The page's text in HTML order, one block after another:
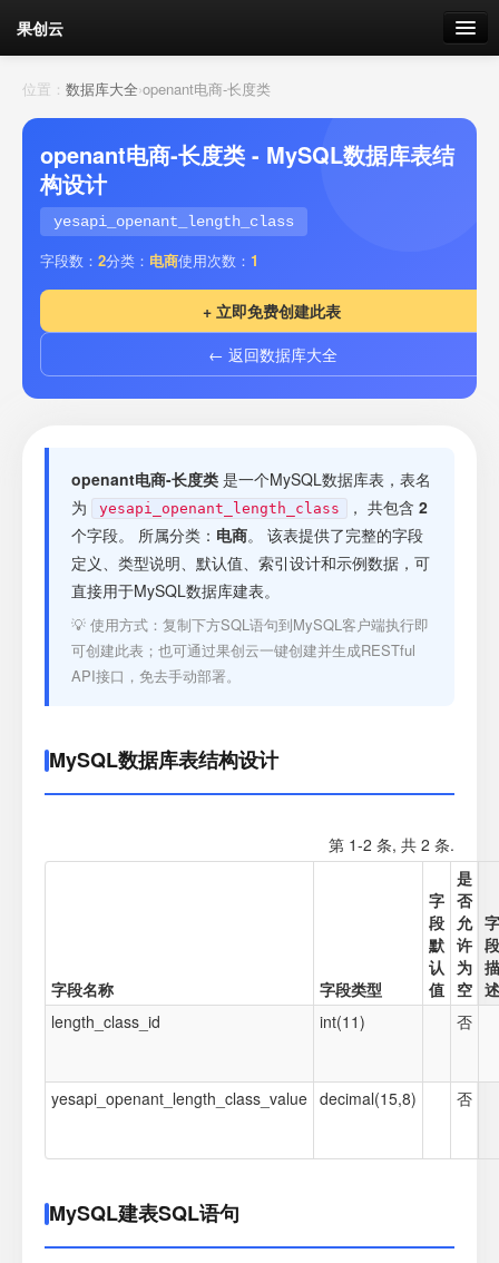
果创云
数据表单
API接口
云存储
流量 剩余接口流量
套餐
接口测试
位置： 数据库大全›openant电商-长度类
openant电商-长度类 - MySQL数据库表结
构设计
yesapi_openant_length_class
字段数： 2分类： 电商使用次数： 1
+ 立即免费创建此表
← 返回数据库大全
openant电商-长度类 是一个MySQL数据库表，表名
为
yesapi_openant_length_class ， 共包含 2
个字段。 所属分类： 电商。 该表提供了完整的字段
定义、类型说明、默认值、索引设计和示例数据，可
直接用于MySQL数据库建表。
💡 使用方式：复制下方SQL语句到MySQL客户端执行即
可创建此表；也可通过果创云一键创建并生成RESTful
API接口，免去手动部署。
MySQL数据库表结构设计
第 1-2 条, 共 2 条.
字段名称 字段类型
字
段
默
认
值
是
否
允
许
为
空
字
段
描
述
length_class_id
int(11) 否
yesapi_openant_length_class_value decimal(15,8) 否
MySQL建表SQL语句